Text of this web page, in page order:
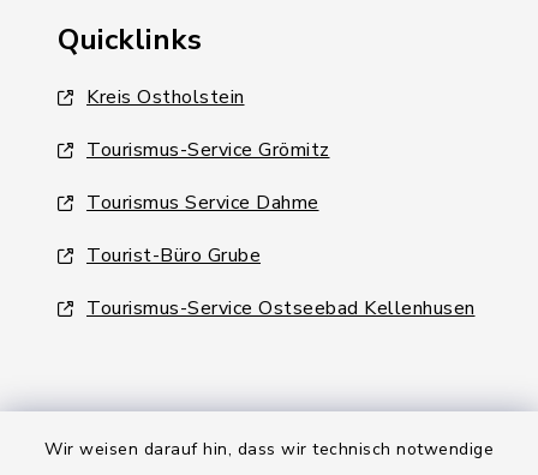
Wir weisen darauf hin, dass wir technisch notwendige
Quicklinks
Kreis Ostholstein
Tourismus-Service Grömitz
Tourismus Service Dahme
Tourist-Büro Grube
Tourismus-Service Ostseebad Kellenhusen